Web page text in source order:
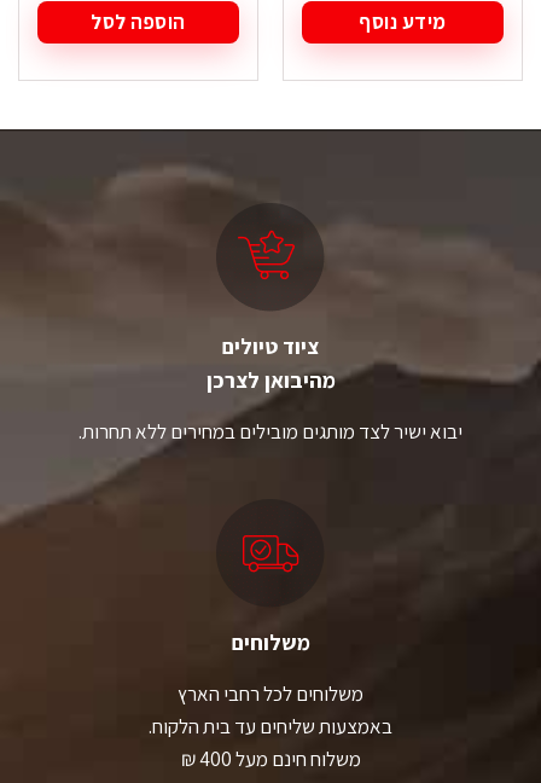
מידע נוסף הוספה לסל
ציוד טיולים
מהיבואן לצרכן
יבוא ישיר לצד מותגים מובילים במחירים ללא תחרות.
משלוחים
משלוחים לכל רחבי הארץ
באמצעות שליחים עד בית הלקוח.
משלוח חינם מעל 400 ₪